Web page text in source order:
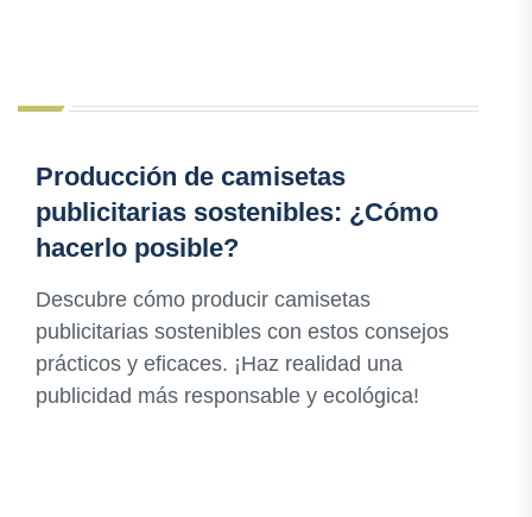
Producción de camisetas
publicitarias sostenibles: ¿Cómo
hacerlo posible?
Descubre cómo producir camisetas
publicitarias sostenibles con estos consejos
prácticos y eficaces. ¡Haz realidad una
publicidad más responsable y ecológica!